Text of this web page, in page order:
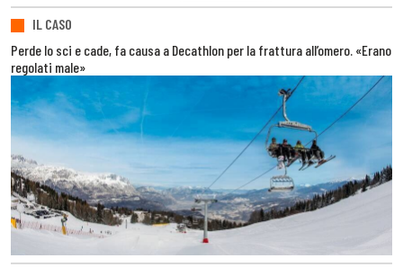
IL CASO
Perde lo sci e cade, fa causa a Decathlon per la frattura all’omero. «Erano
regolati male»